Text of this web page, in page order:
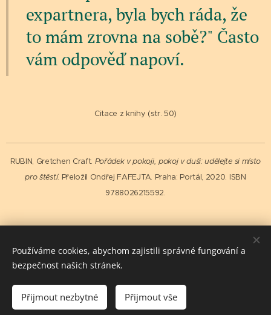
expartnera, byla bych ráda, že
to mám zrovna na sobě?" Často
vám odpověď napoví.
Citace z knihy (str. 50)
RUBIN, Gretchen Craft. Pořádek v pokoji, pokoj v duši: udělejte si místo
pro štěstí. Přeložil Ondřej FAFEJTA. Praha: Portál, 2020. ISBN
9788026215592.
Používáme cookies, abychom zajistili správné fungování a
bezpečnost našich stránek.
Přijmout nezbytné Přijmout vše